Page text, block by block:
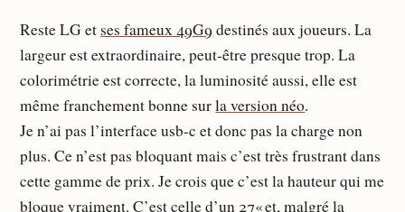
Reste LG etses fameux 49G9 destinés aux joueurs. La
largeur est extraordinaire, peut-être presque trop. La
colorimétrie est correcte, la luminosité aussi, elle est
même franchement bonne surla version néo.
Je n’ai pas l’interface usb-c et donc pas la charge non
plus. Ce n’est pas bloquant mais c’est très frustrant dans
cette gamme de prix. Je crois que c’est la hauteur qui me
bloque vraiment. C’est celle d’un 27« et, malgré la